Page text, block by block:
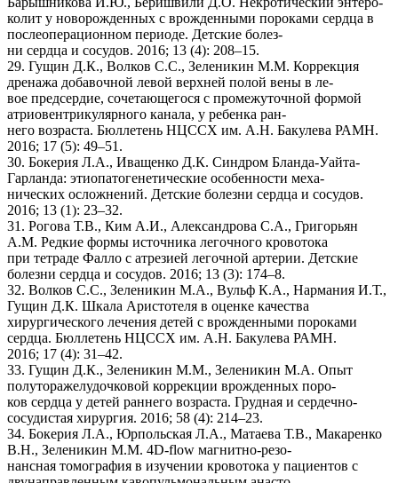
колит у новорожденных с врожденными пороками сердца в
послеоперационном периоде. Детские болез-
ни сердца и сосудов. 2016; 13 (4): 208–15.
29. Гущин Д.К., Волков С.С., Зеленикин М.М. Коррекция
дренажа добавочной левой верхней полой вены в ле-
вое предсердие, сочетающегося с промежуточной формой
атриовентрикулярного канала, у ребенка ран-
него возраста. Бюллетень НЦССХ им. А.Н. Бакулева РАМН.
2016; 17 (5): 49–51.
30. Бокерия Л.А., Иващенко Д.К. Синдром Бланда-Уайта-
Гарланда: этиопатогенетические особенности меха-
нических осложнений. Детские болезни сердца и сосудов.
2016; 13 (1): 23–32.
31. Рогова Т.В., Ким А.И., Александрова С.А., Григорьян
А.М. Редкие формы источника легочного кровотока
при тетраде Фалло с атрезией легочной артерии. Детские
болезни сердца и сосудов. 2016; 13 (3): 174–8.
32. Волков С.С., Зеленикин М.А., Вульф К.А., Нармания И.Т.,
Гущин Д.К. Шкала Аристотеля в оценке качества
хирургического лечения детей с врожденными пороками
сердца. Бюллетень НЦССХ им. А.Н. Бакулева РАМН.
2016; 17 (4): 31–42.
33. Гущин Д.К., Зеленикин М.М., Зеленикин М.А. Опыт
полуторажелудочковой коррекции врожденных поро-
ков сердца у детей раннего возраста. Грудная и сердечно-
сосудистая хирургия. 2016; 58 (4): 214–23.
34. Бокерия Л.А., Юрпольская Л.А., Матаева Т.В., Макаренко
В.Н., Зеленикин М.М. 4D-flow магнитно-резо-
нансная томография в изучении кровотока у пациентов с